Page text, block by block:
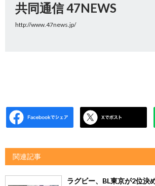
共同通信 47NEWS
http://www.47news.jp/
関連記事
ラグビー、BL東京が2位決